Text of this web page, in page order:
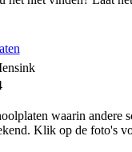
waarin andere
Klik op de foto's